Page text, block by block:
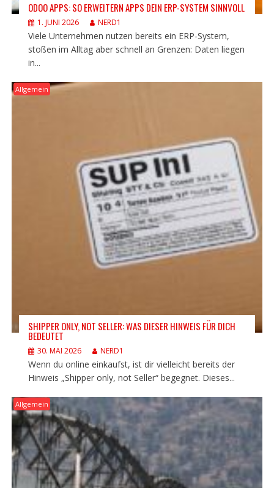
ODOO APPS: SO ERWEITERN APPS DEIN ERP-SYSTEM SINNVOLL
1. JUNI 2026 NERD1
Viele Unternehmen nutzen bereits ein ERP-System,
stoßen im Alltag aber schnell an Grenzen: Daten liegen
in...
Allgemein
SHIPPER ONLY, NOT SELLER: WAS DIESER HINWEIS FÜR DICH
BEDEUTET
30. MAI 2026 NERD1
Wenn du online einkaufst, ist dir vielleicht bereits der
Hinweis „Shipper only, not Seller“ begegnet. Dieses...
Allgemein